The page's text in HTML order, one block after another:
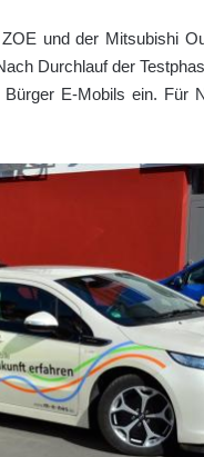
und der Mitsubishi
Durchlauf der
E-Mobils ein. Für